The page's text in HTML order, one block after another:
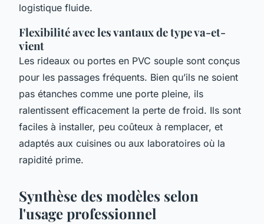
logistique fluide.
Flexibilité avec les vantaux de type va-et-
vient
Les rideaux ou portes en PVC souple sont conçus
pour les passages fréquents. Bien qu’ils ne soient
pas étanches comme une porte pleine, ils
ralentissent efficacement la perte de froid. Ils sont
faciles à installer, peu coûteux à remplacer, et
adaptés aux cuisines ou aux laboratoires où la
rapidité prime.
Synthèse des modèles selon
l'usage professionnel